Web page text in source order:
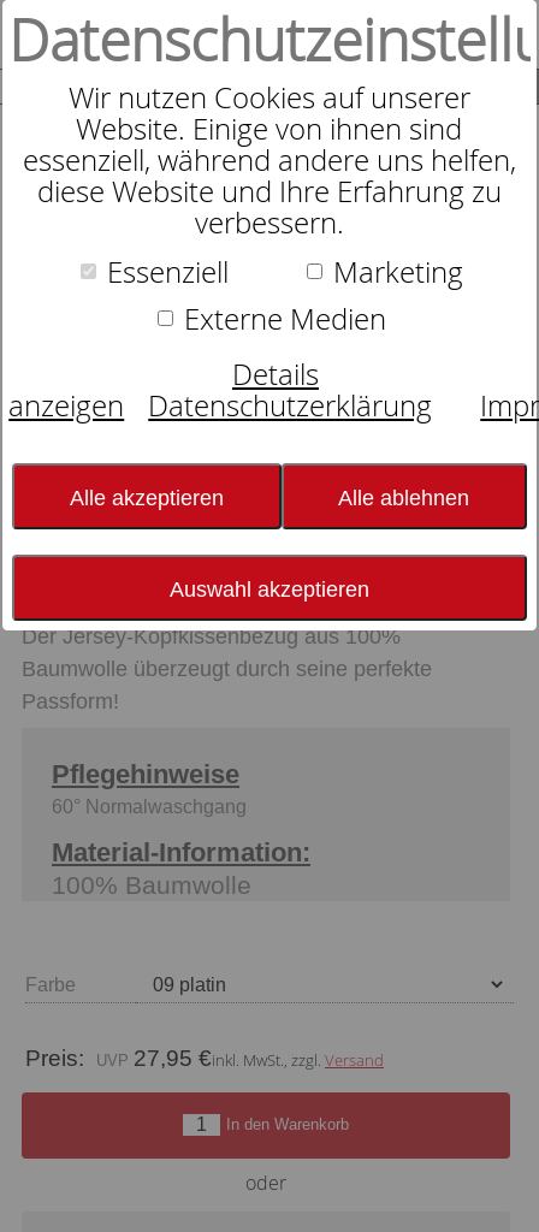
Wir nutzen Cookies auf unserer
Website. Einige von ihnen sind
essenziell, während andere uns helfen,
diese Website und Ihre Erfahrung zu
verbessern.
Essenziell
Marketing
Externe Medien
Details
anzeigen
Datenschutzerklärung
Alle akzeptieren Alle ablehnen
Auswahl akzeptieren
SUCHE
Jersey-Kopfkissenbezug
Der Jersey-Kopfkissenbezug aus 100%
Baumwolle überzeugt durch seine perfekte
Passform!
Pflegehinweise
60° Normalwaschgang
Material-Information:
100% Baumwolle
Farbe
Preis: 27,95 €inkl. MwSt., zzgl. Versand
In den Warenkorb
oder